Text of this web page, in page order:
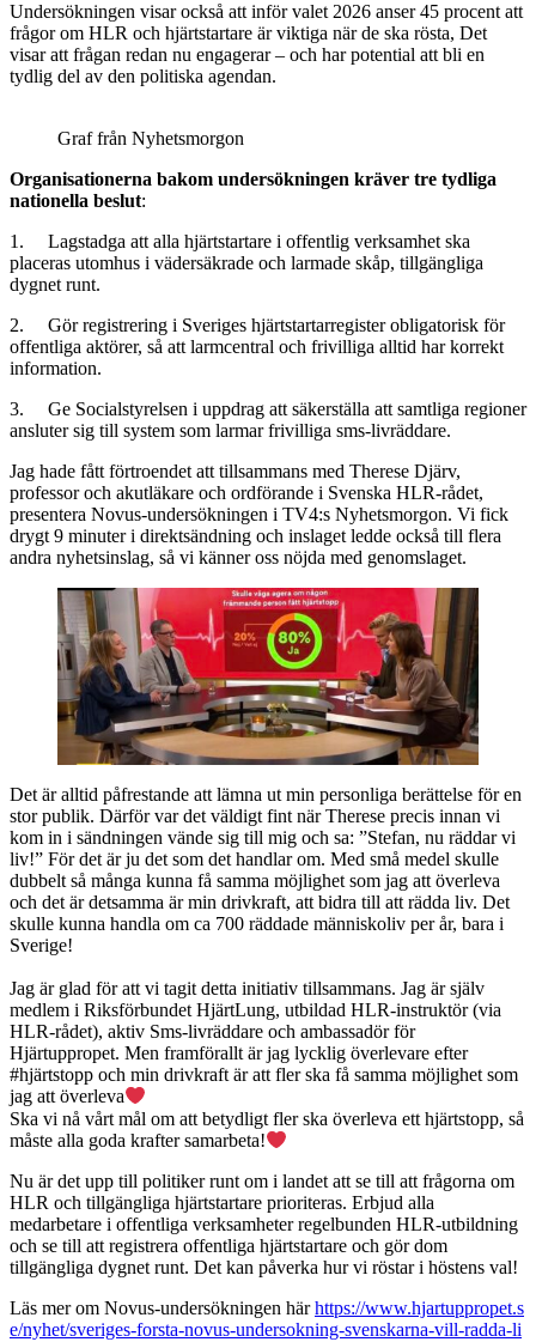
Undersökningen visar också att inför valet 2026 anser 45 procent att
frågor om HLR och hjärtstartare är viktiga när de ska rösta, Det
visar att frågan redan nu engagerar – och har potential att bli en
tydlig del av den politiska agendan.
Graf från Nyhetsmorgon
Organisationerna bakom undersökningen kräver tre tydliga
nationella beslut:
1. Lagstadga att alla hjärtstartare i offentlig verksamhet ska
placeras utomhus i vädersäkrade och larmade skåp, tillgängliga
dygnet runt.
2. Gör registrering i Sveriges hjärtstartarregister obligatorisk för
offentliga aktörer, så att larmcentral och frivilliga alltid har korrekt
information.
3. Ge Socialstyrelsen i uppdrag att säkerställa att samtliga regioner
ansluter sig till system som larmar frivilliga sms-livräddare.
Jag hade fått förtroendet att tillsammans med Therese Djärv,
professor och akutläkare och ordförande i Svenska HLR-rådet,
presentera Novus-undersökningen i TV4:s Nyhetsmorgon. Vi fick
drygt 9 minuter i direktsändning och inslaget ledde också till flera
andra nyhetsinslag, så vi känner oss nöjda med genomslaget.
Det är alltid påfrestande att lämna ut min personliga berättelse för en
stor publik. Därför var det väldigt fint när Therese precis innan vi
kom in i sändningen vände sig till mig och sa: ”Stefan, nu räddar vi
liv!” För det är ju det som det handlar om. Med små medel skulle
dubbelt så många kunna få samma möjlighet som jag att överleva
och det är detsamma är min drivkraft, att bidra till att rädda liv. Det
skulle kunna handla om ca 700 räddade människoliv per år, bara i
Sverige!
Jag är glad för att vi tagit detta initiativ tillsammans. Jag är själv
medlem i Riksförbundet HjärtLung, utbildad HLR-instruktör (via
HLR-rådet), aktiv Sms-livräddare och ambassadör för
Hjärtuppropet. Men framförallt är jag lycklig överlevare efter
#hjärtstopp och min drivkraft är att fler ska få samma möjlighet som
jag att överleva
Ska vi nå vårt mål om att betydligt fler ska överleva ett hjärtstopp, så
måste alla goda krafter samarbeta!
Nu är det upp till politiker runt om i landet att se till att frågorna om
HLR och tillgängliga hjärtstartare prioriteras. Erbjud alla
medarbetare i offentliga verksamheter regelbunden HLR-utbildning
och se till att registrera offentliga hjärtstartare och gör dom
tillgängliga dygnet runt. Det kan påverka hur vi röstar i höstens val!
Läs mer om Novus-undersökningen härhttps://www.hjartuppropet.s
e/nyhet/sveriges-forsta-novus-undersokning-svenskarna-vill-radda-li